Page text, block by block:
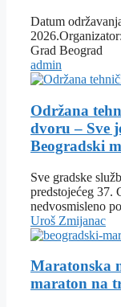
Datum
Grad Beograd
admin
Održana
dvoru – Sve
Beogradski
Sve gradske
predstojećeg 37.
nedvosmisleno
Uroš Zmijanac
Maratonska
maraton na